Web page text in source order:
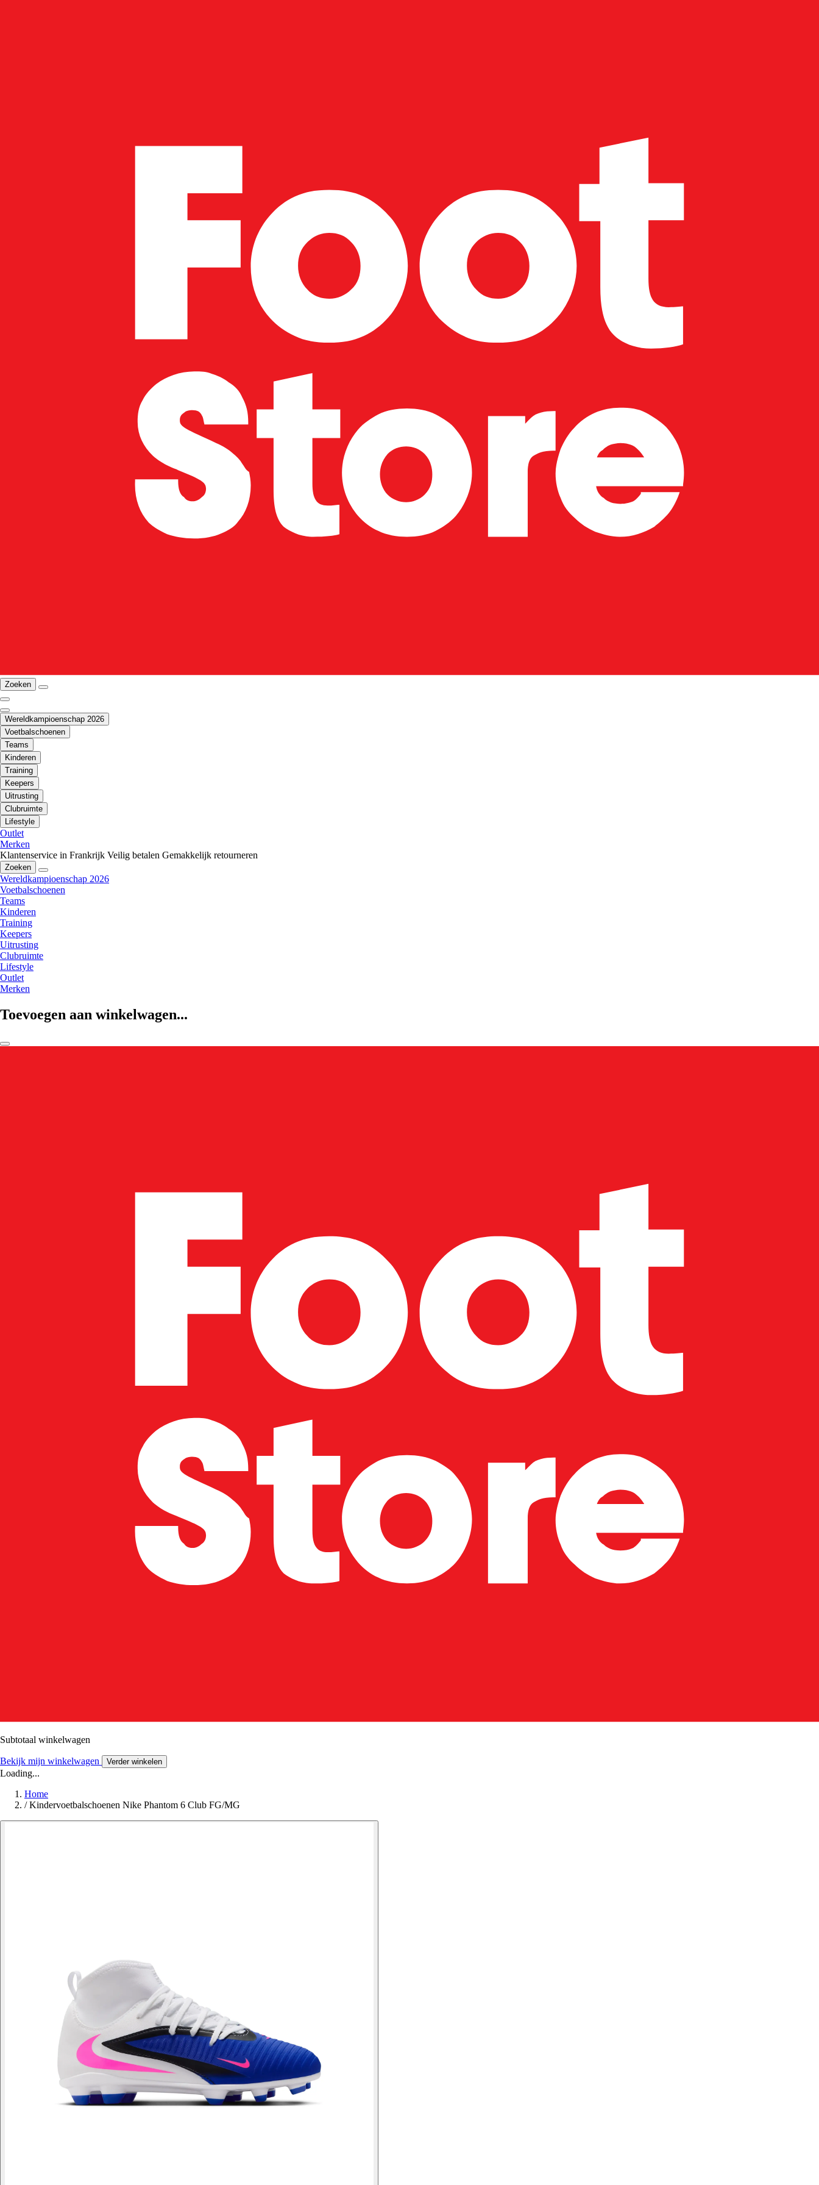
Zoeken
Wereldkampioenschap 2026
Voetbalschoenen
Teams
Kinderen
Training
Keepers
Uitrusting
Clubruimte
Lifestyle
Outlet
Merken
Klantenservice in Frankrijk Veilig betalen Gemakkelijk retourneren
Zoeken
Wereldkampioenschap 2026
Voetbalschoenen
Teams
Kinderen
Training
Keepers
Uitrusting
Clubruimte
Lifestyle
Outlet
Merken
Toevoegen aan winkelwagen...
Subtotaal winkelwagen
Bekijk mijn winkelwagen Verder winkelen
Loading...
Home
/ Kindervoetbalschoenen Nike Phantom 6 Club FG/MG